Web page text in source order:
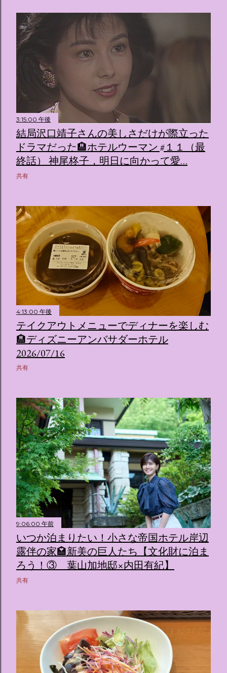
3:15:00 午後
結局沢口靖子さんの美しさだけが際立った
ドラマだった🏨ホテルウーマン #１１（最
終話） 神尾柊子，明日に向かって愛…
共有
4:13:00 午後
テイクアウトメニューでディナーを楽しむ
🏨ディズニーアンバサダーホテル
2026/07/16
共有
9:06:00 午前
いつか泊まりたい！小さな帝国ホテル岸辺
露伴の家🏩新美の巨人たち【文化財に泊ま
ろう！③ 葉山加地邸×内田有紀】
共有